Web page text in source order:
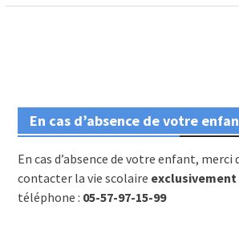
En cas d’absence de votre
En cas d’absence de votre enfant, merci
contacter la vie scolaire exclusivement
téléphone : 05-57-97-15-99